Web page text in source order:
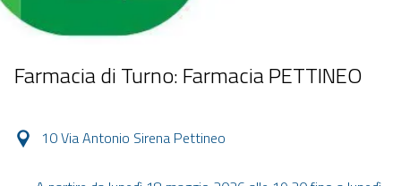
Farmacia di Turno: Farmacia PETTINEO
10 Via Antonio Sirena Pettineo